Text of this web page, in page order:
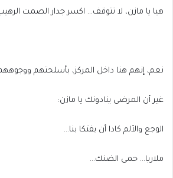
هيا يا مازن، لا تتوقف… اكسر جدار الصمت
نعم، إنهم هنا داخل المركز، بأسلحتهم
غير أن المرضى ينادونك يا مازن:
الوجع والألم كادا أن يفتكا بنا…
ملاريا… حمى الضنك…